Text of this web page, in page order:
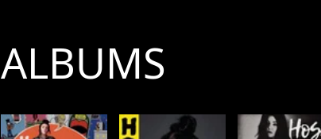
ALBUMS